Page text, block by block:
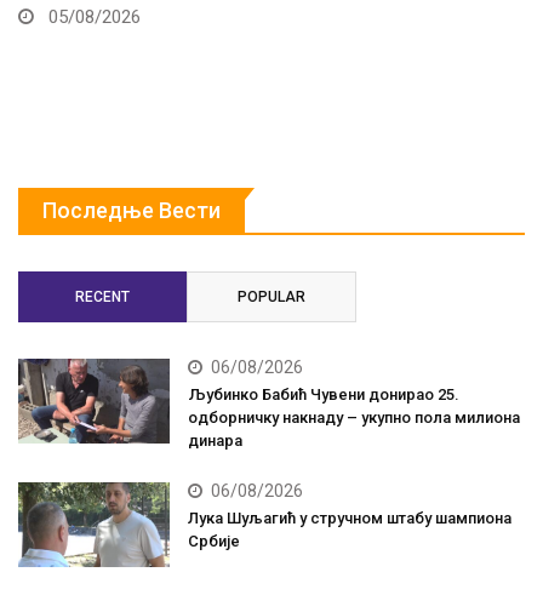
05/08/2026
Последње Вести
RECENT POPULAR
06/08/2026
Љубинко Бабић Чувени донирао 25.
одборничку накнаду – укупно пола милиона
динара
06/08/2026
Лука Шуљагић у стручном штабу шампиона
Србије